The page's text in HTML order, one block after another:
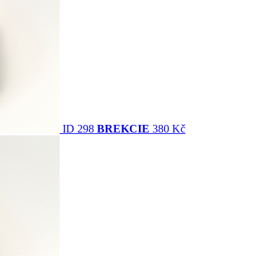
ID 298 BREKCIE 380 Kč